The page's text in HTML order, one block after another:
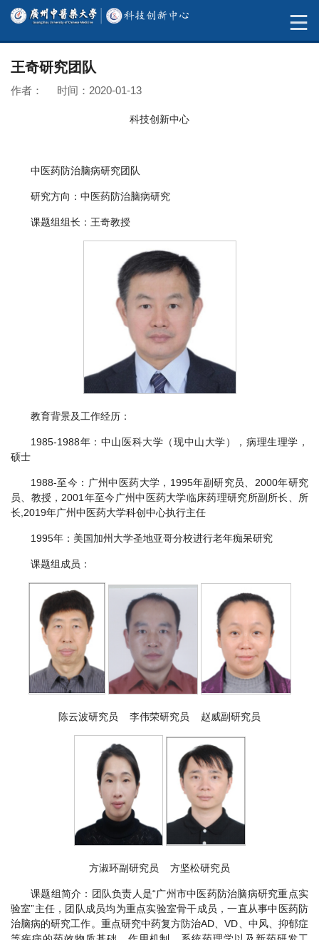
王奇研究团队
作者： 时间：2020-01-13
科技创新中心
中医药防治脑病研究团队
研究方向：中医药防治脑病研究
课题组组长：王奇教授
教育背景及工作经历：
1985-1988年：中山医科大学（现中山大学），病理生理学，
硕士
1988-至今：广州中医药大学，1995年副研究员、2000年研究
员、教授，2001年至今广州中医药大学临床药理研究所副所长、所
长,2019年广州中医药大学科创中心执行主任
1995年：美国加州大学圣地亚哥分校进行老年痴呆研究
课题组成员：
陈云波研究员 李伟荣研究员 赵威副研究员
方淑环副研究员 方坚松研究员
课题组简介：团队负责人是“广州市中医药防治脑病研究重点实
验室”主任，团队成员均为重点实验室骨干成员，一直从事中医药防
治脑病的研究工作。重点研究中药复方防治AD、VD、中风、抑郁症